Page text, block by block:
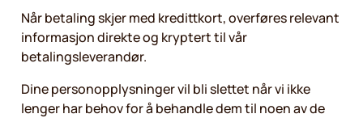
Når betaling skjer med kredittkort, overføres relevant
informasjon direkte og kryptert til vår
betalingsleverandør.
Dine personopplysninger vil bli slettet når vi ikke
lenger har behov for å behandle dem til noen av de